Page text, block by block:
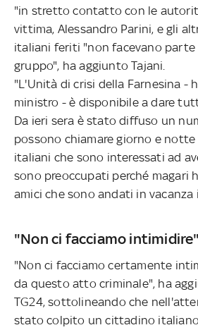
"in stretto contatto con le
vittima, Alessandro Parini, e gli
italiani feriti "non facevano parte
gruppo", ha aggiunto Tajani.
"L'Unità di crisi della Farnesina -
ministro - è disponibile a dare
Da ieri sera è stato diffuso un
possono chiamare giorno e
italiani che sono interessati ad
sono preoccupati perché magari
amici che sono andati in vacanza
"Non ci facciamo intimidire"
"Non ci facciamo certamente
da questo atto criminale", ha
TG24, sottolineando che
stato colpito un cittadino italiano